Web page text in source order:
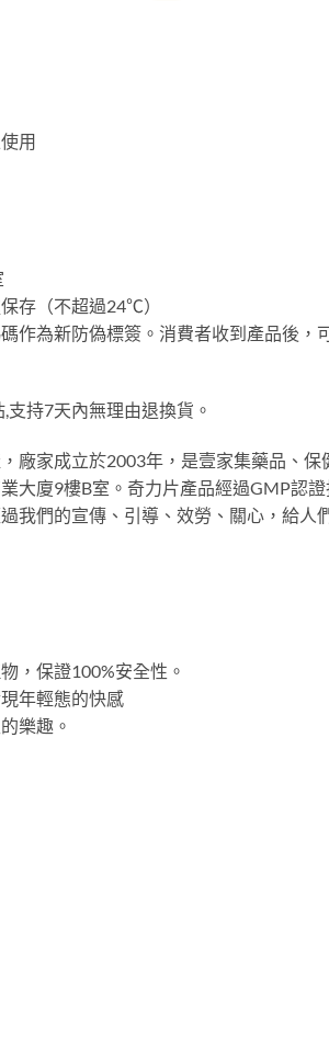
用
存（不超過24℃）
作為新防偽標簽。消費者收到產品後
持7天內無理由退換貨。
廠家成立於2003年，是壹家集藥品、
大廈9樓B室。奇力片產品經過GMP認
我們的宣傳、引導、效勞、關心，給
，保證100%安全性。
年輕態的快感
樂趣。